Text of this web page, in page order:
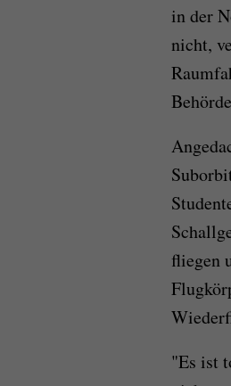
in der
nicht,
fliegen
"Es ist